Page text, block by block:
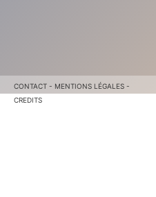
CONTACT - MENTIONS LÉGALES -
CREDITS